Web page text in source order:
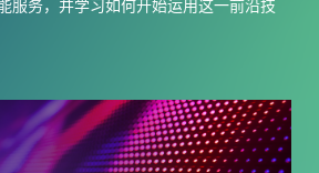
服务，并学习如何开始运用这一前沿技